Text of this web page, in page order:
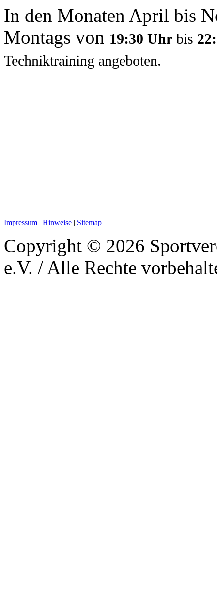
In den Monaten April bis
Montags von 19:30 Uhr bis
Techniktraining angeboten.
Impressum | Hinweise | Sitemap
Copyright © 2026
e.V. / Alle Rechte